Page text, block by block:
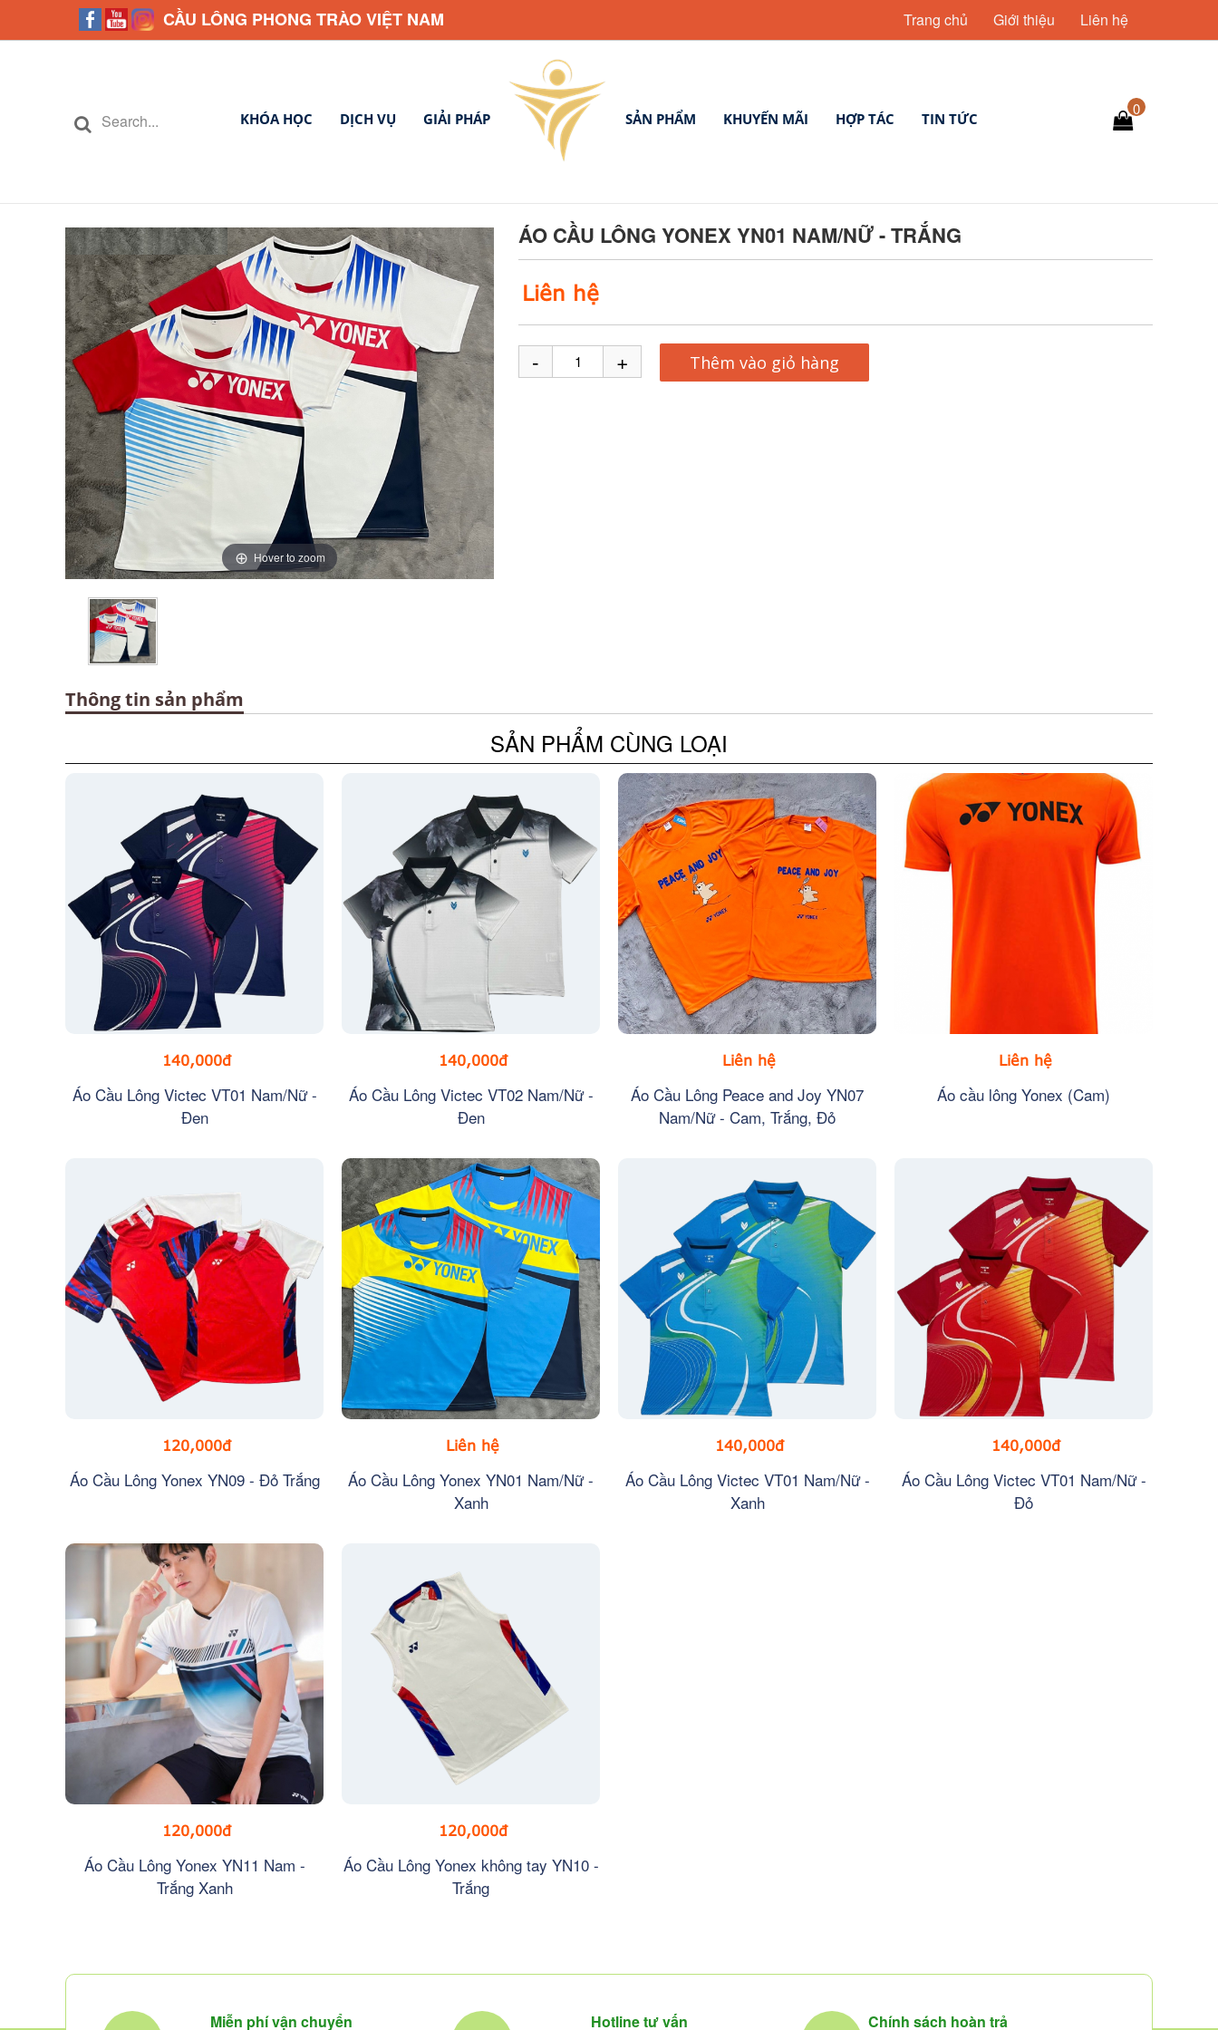
CẦU LÔNG PHONG TRÀO VIỆT NAM Trang chủ Giới thiệu Liên hệ
KHÓA HỌC DỊCH VỤ GIẢI PHÁP SẢN PHẨM KHUYẾN MÃI HỢP TÁC TIN TỨC
0
Hover to zoom
ÁO CẦU LÔNG YONEX YN01 NAM/NỮ - TRẮNG
Liên hệ
- + Thêm vào giỏ hàng
Thông tin sản phẩm
SẢN PHẨM CÙNG LOẠI
140,000đ
Áo Cầu Lông Victec VT01 Nam/Nữ -
Đen
140,000đ
Áo Cầu Lông Victec VT02 Nam/Nữ -
Đen
Liên hệ
Áo Cầu Lông Peace and Joy YN07
Nam/Nữ - Cam, Trắng, Đỏ
Liên hệ
Áo cầu lông Yonex (Cam)
120,000đ
Áo Cầu Lông Yonex YN09 - Đỏ Trắng
Liên hệ
Áo Cầu Lông Yonex YN01 Nam/Nữ -
Xanh
140,000đ
Áo Cầu Lông Victec VT01 Nam/Nữ -
Xanh
140,000đ
Áo Cầu Lông Victec VT01 Nam/Nữ -
Đỏ
120,000đ
Áo Cầu Lông Yonex YN11 Nam -
Trắng Xanh
120,000đ
Áo Cầu Lông Yonex không tay YN10 -
Trắng
Miễn phí vận chuyển Hotline tư vấn Chính sách hoàn trả